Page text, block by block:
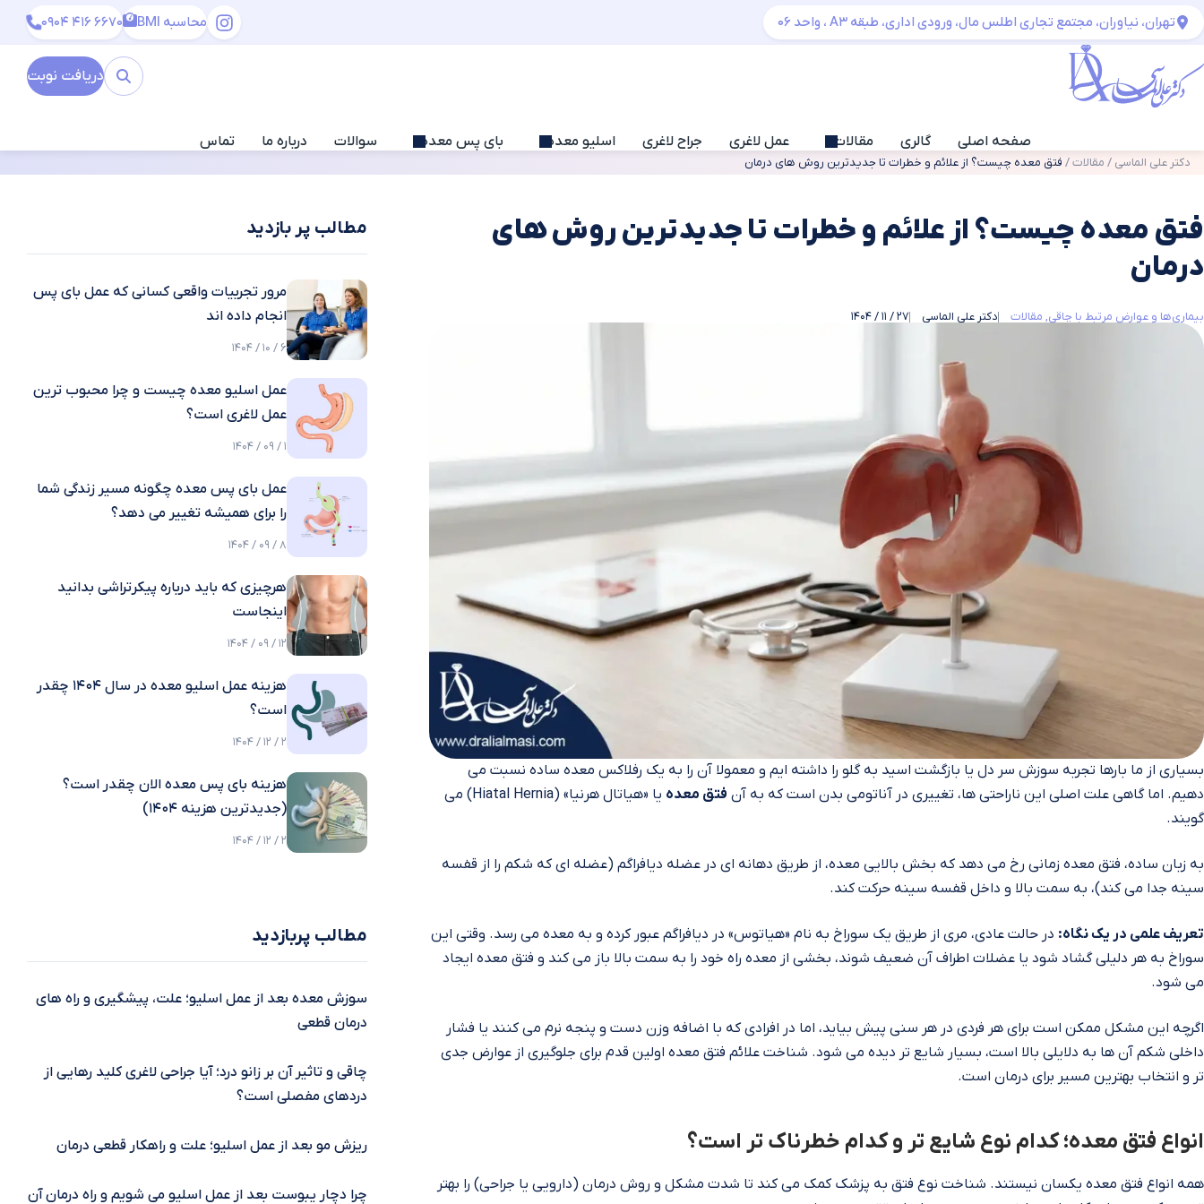
تهران، نیاوران، مجتمع تجاری اطلس مال، ورودی اداری، طبقه A3 ، واحد 06 محاسبه BMI 0904 416 6670
صفحه اصلی گالری مقالات عمل لاغری جراح لاغری اسلیو معده بای پس معده سوالات درباره ما تماس
دریافت نوبت
دکتر علی الماسی / مقالات/ فتق معده چیست؟ از علائم و خطرات تا جدیدترین روش‌ های درمان
فتق معده چیست؟ از علائم و خطرات تا جدیدترین روش‌ های
درمان
بیماری‌ها و عوارض مرتبط با چاقی مقالات دکتر علی الماسی 27 / 11 / 1404
بسیاری از ما بارها تجربه سوزش سر دل یا بازگشت اسید به گلو را داشته‌ ایم و معمولا آن را به یک رفلاکس معده ساده نسبت می‌
دهیم. اما گاهی علت اصلی این ناراحتی‌ ها، تغییری در آناتومی بدن است که به آن فتق معده
یا «هیاتال هرنیا» (Hiatal Hernia) می‌
گویند.
به زبان ساده، فتق معده زمانی رخ می‌ دهد که بخش بالایی معده، از طریق دهانه‌ ای در عضله دیافراگم (عضله‌ ای که شکم را از قفسه
سینه جدا می‌ کند)، به سمت بالا و داخل قفسه سینه حرکت کند.
تعریف علمی در یک نگاه: در حالت عادی، مری از طریق یک سوراخ به نام «هیاتوس» در دیافراگم عبور کرده و به معده می‌ رسد. وقتی این
سوراخ به هر دلیلی گشاد شود یا عضلات اطراف آن ضعیف شوند، بخشی از معده راه خود را به سمت بالا باز می‌ کند و فتق معده ایجاد
می‌ شود.
اگرچه این مشکل ممکن است برای هر فردی در هر سنی پیش بیاید، اما در افرادی که با اضافه وزن دست‌ و پنجه نرم می‌ کنند یا فشار
داخلی شکم آن‌ ها به دلایلی بالا است، بسیار شایع‌ تر دیده می‌ شود. شناخت علائم فتق معده اولین قدم برای جلوگیری از عوارض جدی‌
تر و انتخاب بهترین مسیر برای درمان است.
انواع فتق معده؛ کدام نوع شایع‌ تر و کدام خطرناک‌ تر است؟
همه انواع فتق معده یکسان نیستند. شناخت نوع فتق به پزشک کمک می‌ کند تا شدت مشکل و روش درمان (دارویی یا جراحی) را بهتر
مطالب پر بازدید
مرور تجربیات واقعی کسانی که عمل بای پس
انجام داده اند
6 / 10 / 1404
عمل اسلیو معده چیست و چرا محبوب ترین
عمل لاغری است؟
1 / 09 / 1404
عمل بای پس معده چگونه مسیر زندگی شما
را برای همیشه تغییر می دهد؟
8 / 09 / 1404
هرچیزی که باید درباره پیکرتراشی بدانید
اینجاست
12 / 09 / 1404
هزینه عمل اسلیو معده در سال 1404 چقدر
است؟
2 / 12 / 1404
هزینه بای پس معده الان چقدر است؟
(جدیدترین هزینه ۱۴۰۴)
2 / 12 / 1404
مطالب پربازدید
سوزش معده بعد از عمل اسلیو؛ علت، پیشگیری و راه‌ های
درمان قطعی
چاقی و تاثیر آن بر زانو درد؛ آیا جراحی لاغری کلید رهایی از
دردهای مفصلی است؟
ریزش مو بعد از عمل اسلیو؛ علت و راهکار قطعی درمان
چرا دچار یبوست بعد از عمل اسلیو می شویم و راه درمان آن